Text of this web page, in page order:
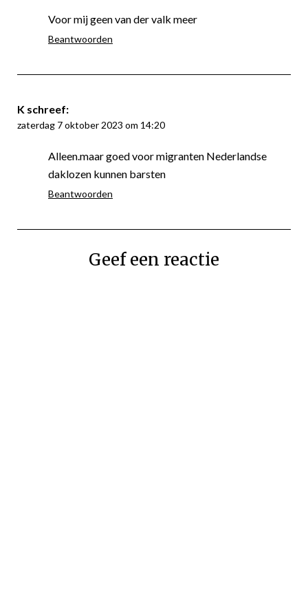
Voor mij geen van der valk meer
Beantwoorden
K schreef:
zaterdag 7 oktober 2023 om 14:20
Alleen.maar goed voor migranten Nederlandse
daklozen kunnen barsten
Beantwoorden
Geef een reactie